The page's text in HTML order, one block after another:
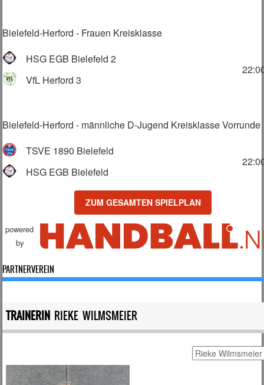
TRAINERIN RIEKE WILMSMEIER
Bielefeld-Herford - Frauen Kreisklasse
HSG EGB Bielefeld 2
VfL Herford 3
Bielefeld-Herford - männliche D-Jugend Kreisklasse Vorrunde
TSVE 1890 Bielefeld
HSG EGB Bielefeld
ZUM GESAMTEN SPIELPLAN
powered
by
PARTNERVEREIN